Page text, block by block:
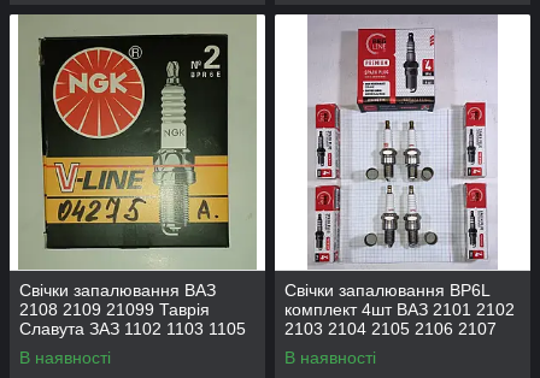
Свічки запалювання ВАЗ
2108 2109 21099 Таврія
Славута ЗАЗ 1102 1103 1105
Daewoo Lanos Sens Деу Део
Ланос Сенс NGK
В наявності
Свічки запалювання BP6L
комплект 4шт ВАЗ 2101 2102
2103 2104 2105 2106 2107
Нива Тайга 2121 21213 Beg-
Line
В наявності